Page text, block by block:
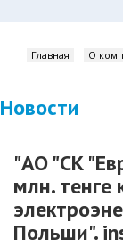
Главная О
Новости
"АО "СК
млн. тенге
Польши".